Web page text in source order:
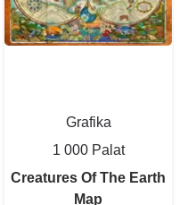
Grafika
1 000 Palat
Creatures Of The Earth
Map